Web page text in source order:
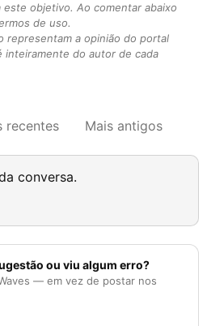
objetivo. Ao comentar abaixo
de uso.
representam a opinião do portal
inteiramente do autor de cada
recentes Mais antigos
conversa.
ou viu algum erro?
— em vez de postar nos